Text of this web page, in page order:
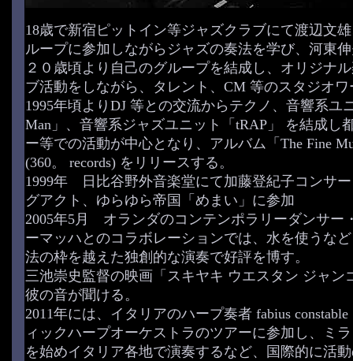
18歳で新宿ピットイン等ジャズクラブにて渡辺文
ループに参加しながらジャズの奏法を学び、河東
２０歳頃より自己のグループを結成し、オリジナ
ブ活動をしながら、タレント、CM 等のスタジオ
1995年頃よりDJ 等との交流からテクノ、音響系ユ
Man」、音響系ジャズユニット「tRAP」 を結成し
ー等での活動が中心となり、アルバム「The Fine
(360。 records) をリリースする。
1999年 日比谷野外音楽堂にて加藤登紀子コンサ
グアクト、ゆらゆら帝国「めまい」に参加
2005年5月 オランダのコンテンポラリーダンサー
ーマッハとのコラボレーションでは、水を使うな
法の枠を越えた独創的な演奏で好評を博す。
三池崇史監督の映画「スキヤキ ウエスタン ジャン
彼の音が聞ける。
2011年には、イタリアのハープ奏者 fabius
ィックハープオーケストラのツアーに参加し、ミ
を始めイタリア各地で演奏するなど、国際的に活